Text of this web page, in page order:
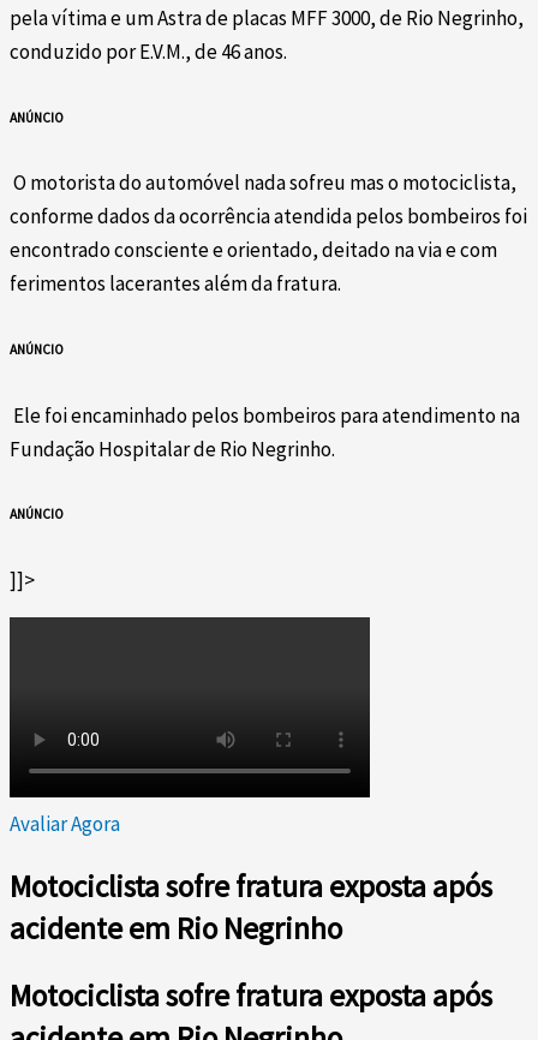
pela vítima e um Astra de placas MFF 3000, de Rio Negrinho,
conduzido por E.V.M., de 46 anos.
ANÚNCIO
O motorista do automóvel nada sofreu mas o motociclista,
conforme dados da ocorrência atendida pelos bombeiros foi
encontrado consciente e orientado, deitado na via e com
ferimentos lacerantes além da fratura.
ANÚNCIO
Ele foi encaminhado pelos bombeiros para atendimento na
Fundação Hospitalar de Rio Negrinho.
ANÚNCIO
]]>
Avaliar Agora
Motociclista sofre fratura exposta após
acidente em Rio Negrinho
Motociclista sofre fratura exposta após